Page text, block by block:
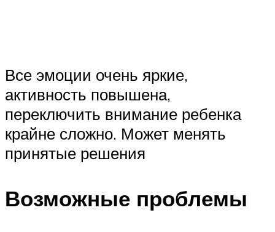
Все эмоции очень яркие,
активность повышена,
переключить внимание ребенка
крайне сложно. Может менять
принятые решения
Возможные проблемы